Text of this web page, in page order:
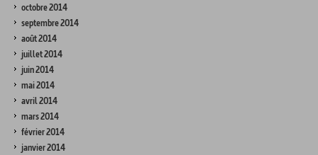
octobre 2014
septembre 2014
août 2014
juillet 2014
juin 2014
mai 2014
avril 2014
mars 2014
février 2014
janvier 2014